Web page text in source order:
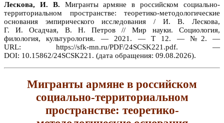
Лескова, И. В. Мигранты армяне в российском социально-
территориальном пространстве: теоретико-методологические
основания эмпирического исследования / И. В. Лескова,
Г. И. Осадчая, В. Н. Петров // Мир науки. Социология,
филология, культурология. — 2021. — Т 12. — №2. —
URL: https://sfk-mn.ru/PDF/24SCSK221.pdf. —
DOI: 10.15862/24SCSK221. (дата обращения: 09.08.2026).
Мигранты армяне в российском
социально-территориальном
пространстве: теоретико-